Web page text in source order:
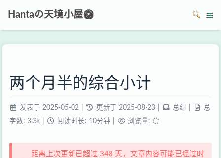
Hantaの天境小屋🥝
两个月半的综合小计
发表于 2025-05-02 更新于 2025-08-23 总结
总
字数: 3.3k 阅读时长: 10分钟 浏览量:
距离上次更新已超过 348 天，文章内容可能已经过时